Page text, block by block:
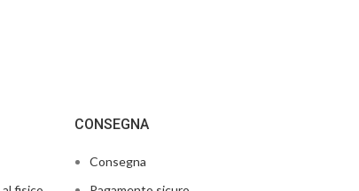
CONSEGNA
Consegna